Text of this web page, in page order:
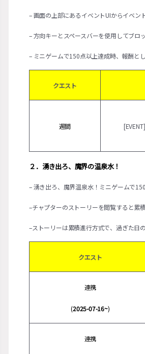
– 画面の上部にあるイベントUIからイベン
– 方向キーとスペースバーを使用してブロ
– ミニゲームで150点以上達成時、報酬と
クエスト
週間
２．湧き出ろ、魔界の温泉水！
– 湧き出ろ、魔界温泉水！ミニゲームで
–チャプターのストーリーを閲覧すると累
–ストーリーは累積進行方式で、過ぎた日
クエスト
連携
(2025-07-16~)
連携